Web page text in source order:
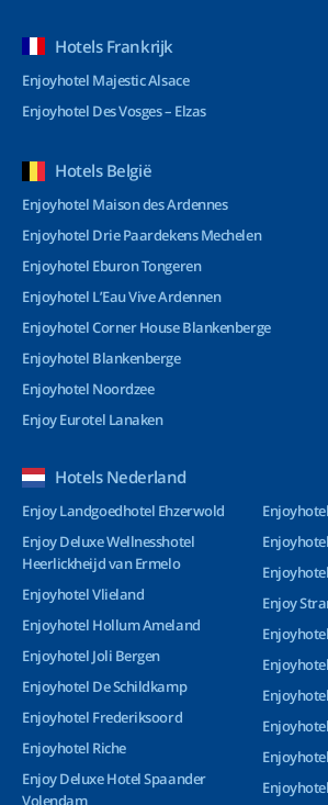
Hotels Frankrijk
Enjoyhotel Majestic Alsace
Enjoyhotel Des Vosges – Elzas
Hotels België
Enjoyhotel Maison des Ardennes
Enjoyhotel Drie Paardekens Mechelen
Enjoyhotel Eburon Tongeren
Enjoyhotel L’Eau Vive Ardennen
Enjoyhotel Corner House Blankenberge
Enjoyhotel Blankenberge
Enjoyhotel Noordzee
Enjoy Eurotel Lanaken
Hotels Nederland
Enjoy Landgoedhotel Ehzerwold
Enjoy Deluxe Wellnesshotel
Heerlickheijd van Ermelo
Enjoyhotel Vlieland
Enjoyhotel Hollum Ameland
Enjoyhotel Joli Bergen
Enjoyhotel De Schildkamp
Enjoyhotel Frederiksoord
Enjoyhotel Riche
Enjoy Deluxe Hotel Spaander
Volendam
Enjoy